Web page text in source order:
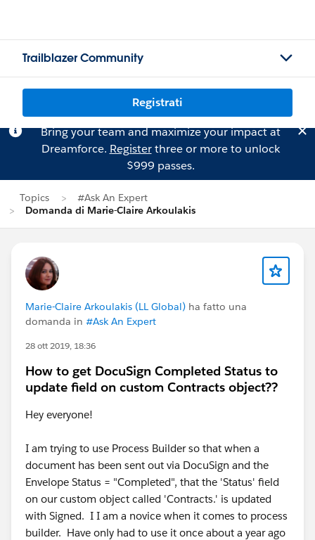
Trailblazer Community
Registrati
Bring your team and maximize your impact at
Dreamforce. Registerthree or more to unlock
$999 passes.
Topics
#Ask An Expert
Domanda di Marie-Claire Arkoulakis
Marie-Claire Arkoulakis (LL Global) ha fatto una
domanda in #Ask An Expert
28 ott 2019, 18:36
How to get DocuSign Completed Status to
update field on custom Contracts object??
Hey everyone!
I am trying to use Process Builder so that when a
document has been sent out via DocuSign and the
Envelope Status = "Completed", that the 'Status' field
on our custom object called 'Contracts.' is updated
with Signed. I I am a novice when it comes to process
builder. Have only had to use it once about a year ago